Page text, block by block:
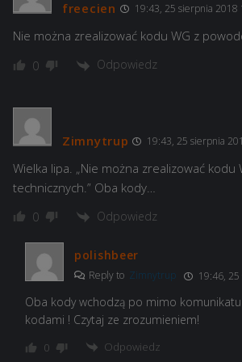
freecien 19:43, 25 sierpnia 2018
Nie można zrealizować kodu WG z
0 Odpowiedz
Zimnytrup 19:43, 25 sierpnia
Wielka lipa. „Nie można zrealizować kodu
technicznych.” Oba kody…
0 Odpowiedz
polishbeer
Reply to Zimnytrup 19:46,
Oba kody wchodzą po mimo
kodami ! Czytaj ze zrozumieniem!
0 Odpowiedz